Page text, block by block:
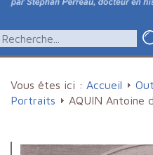
Vous êtes ici : Accueil
Portraits
AQUIN Antoine